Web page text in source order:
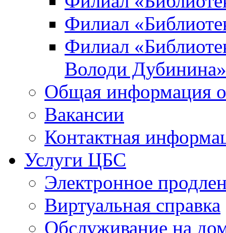
Филиал
Филиал
Володи Дубинина»
Общая информация
Вакансии
Контактная
Услуги ЦБС
Электронное
Виртуальная справка
Обслуживание на